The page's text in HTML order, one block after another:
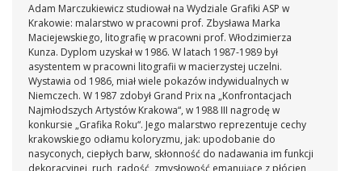
Adam Marczukiewicz studiował na Wydziale Grafiki ASP w
Krakowie: malarstwo w pracowni prof. Zbysława Marka
Maciejewskiego, litografię w pracowni prof. Włodzimierza
Kunza. Dyplom uzyskał w 1986. W latach 1987-1989 był
asystentem w pracowni litografii w macierzystej uczelni.
Wystawia od 1986, miał wiele pokazów indywidualnych w
Niemczech. W 1987 zdobył Grand Prix na „Konfrontacjach
Najmłodszych Artystów Krakowa“, w 1988 III nagrodę w
konkursie „Grafika Roku“. Jego malarstwo reprezentuje cechy
krakowskiego odłamu koloryzmu, jak: upodobanie do
nasyconych, ciepłych barw, skłonność do nadawania im funkcji
dekoracyjnej, ruch, radość, zmysłowość emanujące z płócien